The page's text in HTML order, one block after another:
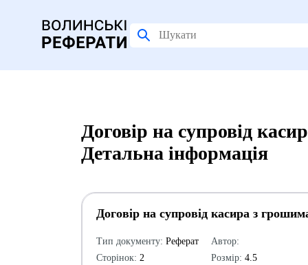
Договір на супровід
Детальна інформація
Договір на супровід касира з
Тип документу: Реферат
Сторінок: 2
Автор:
Розмір: 4.5